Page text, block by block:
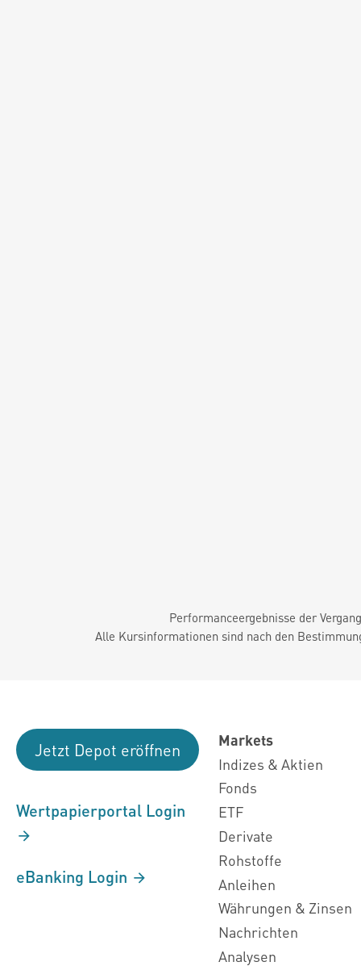
Performanceergebnisse der
Alle Kursinformationen sind nach den
Jetzt Depot eröffnen
Wertpapierportal Login
eBanking Login
Markets
Indizes & Aktien
Fonds
ETF
Derivate
Rohstoffe
Anleihen
Währungen & Zinsen
Nachrichten
Analysen